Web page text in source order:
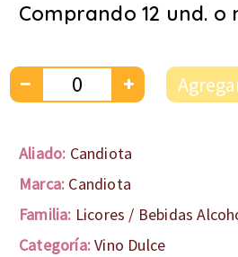
Comprando 12 und. o
Aliado: Candiota
Marca: Candiota
Familia: Licores / Bebidas
Categoría:Vino Dulce